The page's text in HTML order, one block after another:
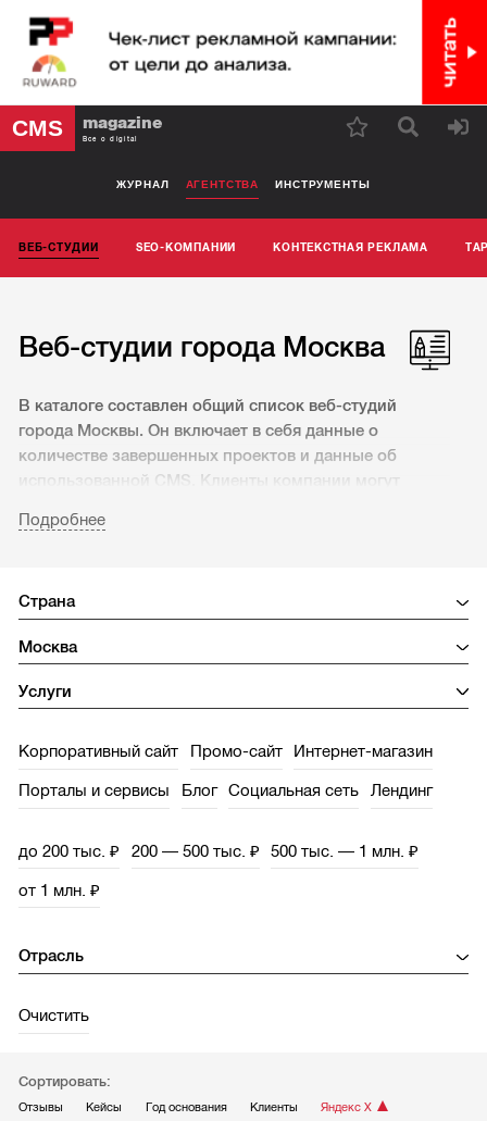
CMS magazine
Все о digital
ЖУРНАЛ АГЕНТСТВА ИНСТРУМЕНТЫ
ВЕБ-СТУДИИ SEO-КОМПАНИИ КОНТЕКСТНАЯ РЕКЛАМА
Веб-студии города Москва
В каталоге составлен общий список веб-студий
города Москвы. Он включает в себя данные о
количестве завершенных проектов и данные об
использованной CMS. Клиенты компании могут
клиентах и созданных сайтах.
Вы можете выбрать лучшее агентство, организовав
тендер на разработку сайта. Не забудьте указать
параметры подходящих веб-студий.
приглашаемзарегистрироваться.
Подробнее
Корпоративный сайт Промо-сайт Интернет-магазин
Порталы и сервисы Блог Социальная сеть Лендинг
до 200 тыс. ₽ 200 — 500 тыс. ₽ 500 тыс. — 1 млн. ₽
от 1 млн. ₽
Очистить
Сортировать:
Отзывы Кейсы Год основания Клиенты Яндекс Х